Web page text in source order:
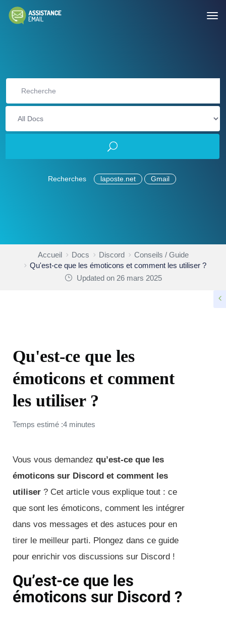
Recherches laposte.net Gmail
Accueil Docs Discord
Conseils / Guide
Qu'est-ce que les émoticons et comment les utiliser ?
Updated on 26 mars 2025
Qu'est-ce que les
émoticons et comment
les utiliser ?
Temps estimé :4 minutes
Vous vous demandez qu’est-ce que les
émoticons sur Discord et comment les
utiliser ? Cet article vous explique tout : ce
que sont les émoticons, comment les intégrer
dans vos messages et des astuces pour en
tirer le meilleur parti. Plongez dans ce guide
pour enrichir vos discussions sur Discord !
Qu’est-ce que les
émoticons sur Discord ?